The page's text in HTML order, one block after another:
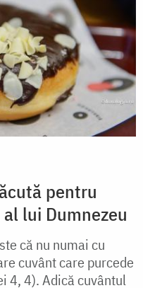
pentru
lui Dumnezeu
că nu numai cu
cuvânt care purcede
4, 4). Adică cuvântul